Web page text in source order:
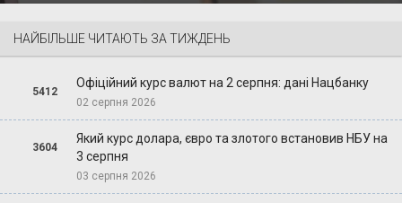
НАЙБІЛЬШЕ ЧИТАЮТЬ ЗА ТИЖДЕНЬ
5412
Офіційний курс валют на 2 серпня: дані Нацбанку
02 серпня 2026
3604
Який курс долара, євро та злотого встановив НБУ на
3 серпня
03 серпня 2026